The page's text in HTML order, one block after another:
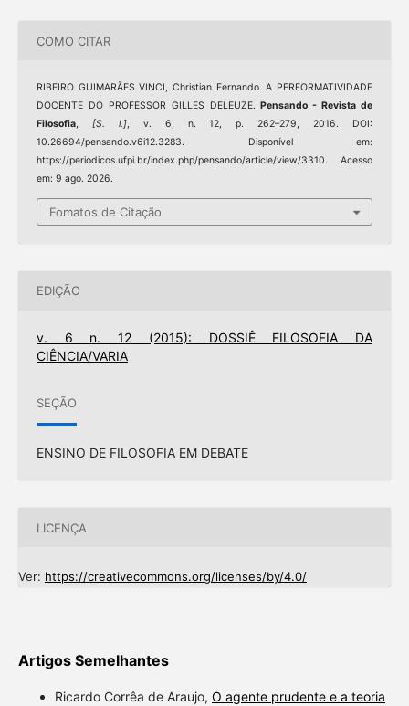
COMO CITAR
RIBEIRO GUIMARÃES VINCI, Christian Fernando. A PERFORMATIVIDADE
DOCENTE DO PROFESSOR GILLES DELEUZE.Pensando - Revista de
Filosofia, [S. l.], v. 6, n. 12, p. 262–279, 2016. DOI:
10.26694/pensando.v6i12.3283. Disponível em:
https://periodicos.ufpi.br/index.php/pensando/article/view/3310. Acesso
em: 9 ago. 2026.
Fomatos de Citação
EDIÇÃO
v. 6 n. 12 (2015): DOSSIÊ FILOSOFIA DA
CIÊNCIA/VARIA
SEÇÃO
ENSINO DE FILOSOFIA EM DEBATE
LICENÇA
Ver: https://creativecommons.org/licenses/by/4.0/
Artigos Semelhantes
Ricardo Corrêa de Araujo, O agente prudente e a teoria